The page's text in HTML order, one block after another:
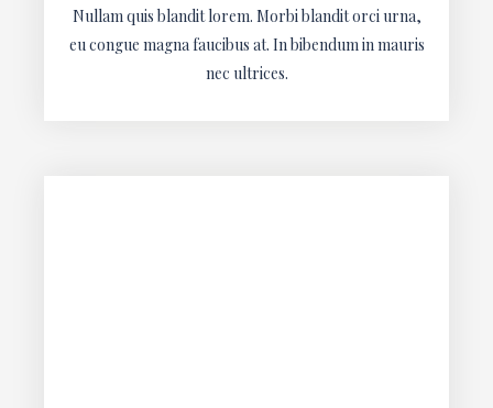
Nullam quis blandit lorem. Morbi blandit orci urna,
eu congue magna faucibus at. In bibendum in mauris
nec ultrices.